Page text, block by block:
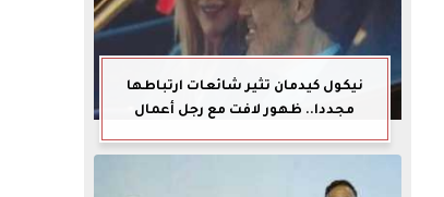
نيكول كيدمان تثير شائعات ارتباطها
مجددا.. ظهور لافت مع رجل أعمال